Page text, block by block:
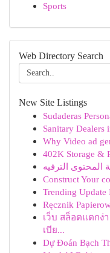
Sports
Web Directory Search
New Site Listings
Sudaderas
Sanitary Dealers
Why Video ad
402K Storage &
Construct Your
Trending
Ręcznik
เว็บ สล็อตแตกง่
เบีย...
Dự Đoán Bạch